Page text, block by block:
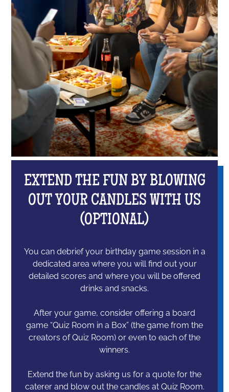
EXTEND THE FUN BY BLOWING
OUT YOUR CANDLES WITH US
(OPTIONAL)
You can debrief your birthday game session in a
dedicated area where you will find out your
detailed scores and where you will be offered
drinks and snacks.
After your game, consider offering a board
game “Quiz Room in a Box” (the game from the
creators of Quiz Room) or even to each of the
winners.
Extend the fun by asking us for a quote for the
caterer and blow out the candles at Quiz Room.